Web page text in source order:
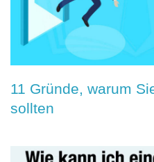
11 Gründe, warum
sollten